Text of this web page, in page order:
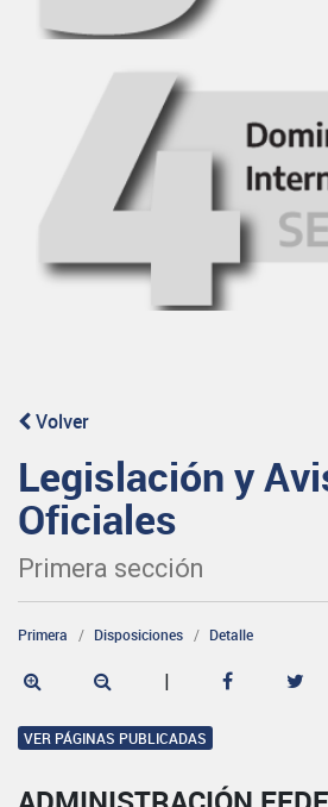
Volver
Legislación y
Oficiales
Primera sección
Primera Disposiciones Detalle
|
VER PÁGINAS PUBLICADAS